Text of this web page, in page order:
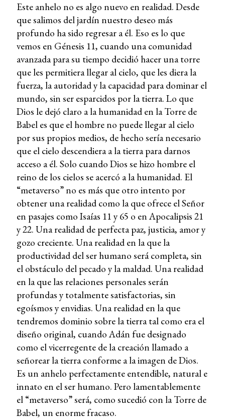
Este anhelo no es algo nuevo en realidad. Desde
que salimos del jardín nuestro deseo más
profundo ha sido regresar a él. Eso es lo que
vemos en Génesis 11, cuando una comunidad
avanzada para su tiempo decidió hacer una torre
que les permitiera llegar al cielo, que les diera la
fuerza, la autoridad y la capacidad para dominar el
mundo, sin ser esparcidos por la tierra. Lo que
Dios le dejó claro a la humanidad en la Torre de
Babel es que el hombre no puede llegar al cielo
por sus propios medios, de hecho sería necesario
que el cielo descendiera a la tierra para darnos
acceso a él. Solo cuando Dios se hizo hombre el
reino de los cielos se acercó a la humanidad. El
“metaverso” no es más que otro intento por
obtener una realidad como la que ofrece el Señor
en pasajes como Isaías 11 y 65 o en Apocalipsis 21
y 22. Una realidad de perfecta paz, justicia, amor y
gozo creciente. Una realidad en la que la
productividad del ser humano será completa, sin
el obstáculo del pecado y la maldad. Una realidad
en la que las relaciones personales serán
profundas y totalmente satisfactorias, sin
egoísmos y envidias. Una realidad en la que
tendremos dominio sobre la tierra tal como era el
diseño original, cuando Adán fue designado
como el vicerregente de la creación llamado a
señorear la tierra conforme a la imagen de Dios.
Es un anhelo perfectamente entendible, natural e
innato en el ser humano. Pero lamentablemente
el “metaverso” será, como sucedió con la Torre de
Babel, un enorme fracaso.